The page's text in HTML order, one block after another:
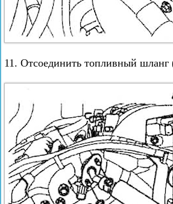
11. Отсоединить топливный шланг